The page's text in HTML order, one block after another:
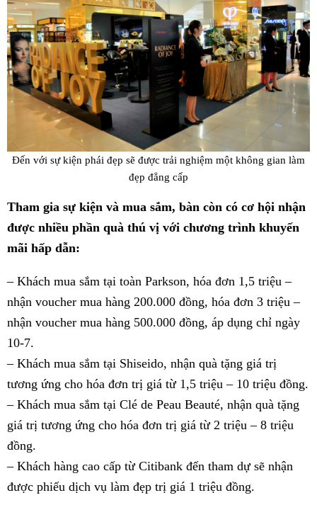
Đến với sự kiện phái đẹp sẽ được trải nghiệm một không gian làm
đẹp đẳng cấp
Tham gia sự kiện và mua sắm, bàn còn có cơ hội nhận
được nhiều phần quà thú vị với chương trình khuyến
mãi hấp dẫn:
– Khách mua sắm tại toàn Parkson, hóa đơn 1,5 triệu –
nhận voucher mua hàng 200.000 đồng, hóa đơn 3 triệu –
nhận voucher mua hàng 500.000 đồng, áp dụng chỉ ngày
10-7.
– Khách mua sắm tại Shiseido, nhận quà tặng giá trị
tương ứng cho hóa đơn trị giá từ 1,5 triệu – 10 triệu đồng.
– Khách mua sắm tại Clé de Peau Beauté, nhận quà tặng
giá trị tương ứng cho hóa đơn trị giá từ 2 triệu – 8 triệu
đồng.
– Khách hàng cao cấp từ Citibank đến tham dự sẽ nhận
được phiếu dịch vụ làm đẹp trị giá 1 triệu đồng.